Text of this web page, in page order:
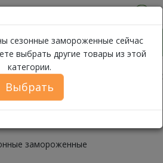
продукты
сезонные замороженные сейчас
выбрать другие товары из этой
категории.
Выбрать